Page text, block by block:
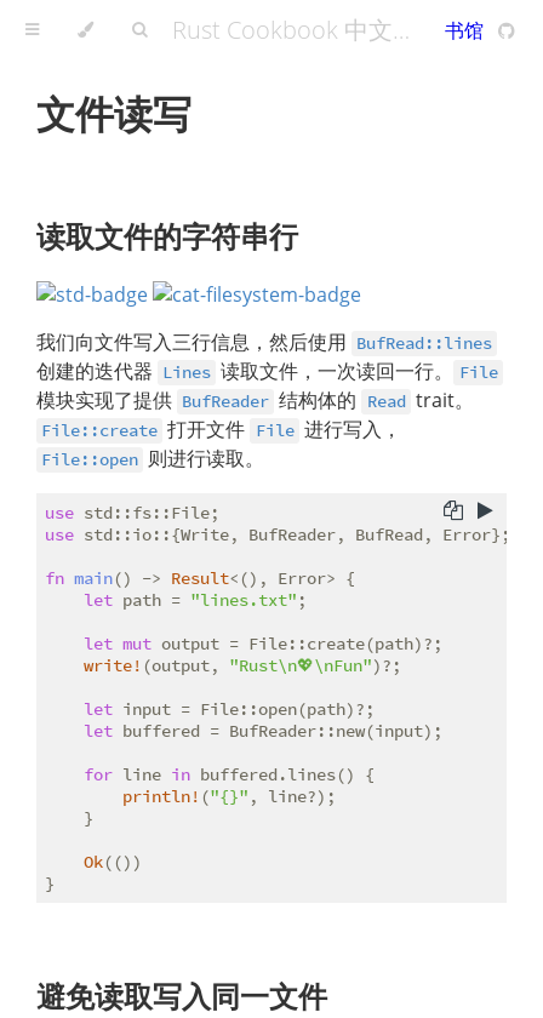
Rust Cookbook 中文版 - A Rust Cookbook 书馆
文件读写
读取文件的字符串行
我们向文件写入三行信息，然后使用 BufRead::lines
创建的迭代器 Lines 读取文件，一次读回一行。 File
模块实现了提供 BufReader 结构体的 Read trait。
File::create 打开文件 File 进行写入，
File::open 则进行读取。
use
use std::io::{Write, BufReader, BufRead, Error};
fn main() -> Result<(), Error> {
let path = "lines.txt" ;
let mut output = File::create(path)?;
write! (output, "Rust\n💖\nFun")?;
let input = File::open(path)?;
let buffered = BufReader::new(input);
for line in buffered.lines() {
println! ("{}" , line?);
    }
Ok(())
}
避免读取写入同一文件